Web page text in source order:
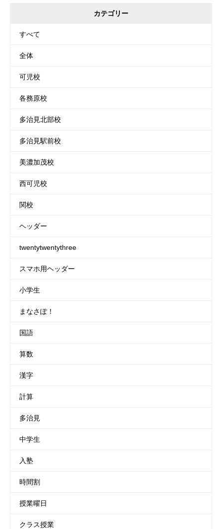
カテゴリー
すべて
全体
可児校
各務原校
多治見北部校
多治見駅前校
美濃加茂校
西可児校
関校
ヘッダー
twentytwentythree
スマホ用ヘッダー
小学生
まなさぽ！
国語
算数
漢字
計算
多治見
中学生
入塾
時間割
授業曜日
クラス授業